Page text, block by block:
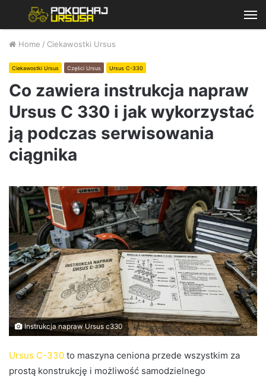
Home / Ciekawostki Ursus
Ciekawostki Ursus Części Ursus Ursus C-330
Co zawiera instrukcja napraw
Ursus C 330 i jak wykorzystać
ją podczas serwisowania
ciągnika
Instrukcja napraw Ursus c330
Ursus C-330 to maszyna ceniona przede wszystkim za
prostą konstrukcję i możliwość samodzielnego